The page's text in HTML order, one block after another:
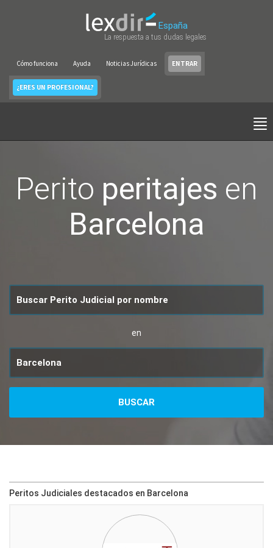
España
La respuesta a tus dudas legales
Cómo funciona Ayuda Noticias Jurídicas ENTRAR
¿ERES UN PROFESIONAL?
Perito peritajes en
Barcelona
en
Peritos Judiciales destacados en Barcelona